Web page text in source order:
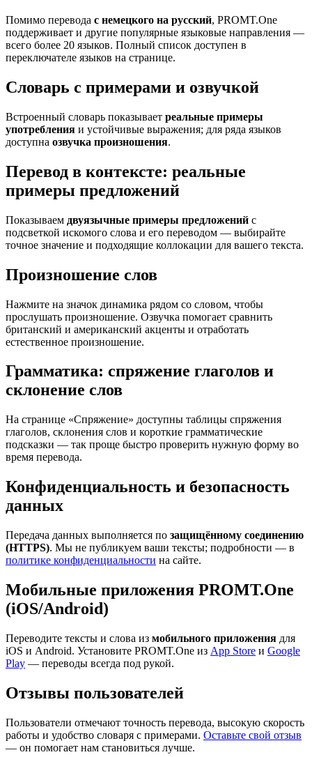
Помимо перевода с немецкого на русский, PROMT.One
поддерживает и другие популярные языковые направления —
всего более 20 языков. Полный список доступен в
переключателе языков на странице.
Словарь с примерами и озвучкой
Встроенный словарь показывает реальные примеры
употребления и устойчивые выражения; для ряда языков
доступна озвучка произношения.
Перевод в контексте: реальные
примеры предложений
Показываем двуязычные примеры предложений с
подсветкой искомого слова и его переводом — выбирайте
точное значение и подходящие коллокации для вашего текста.
Произношение слов
Нажмите на значок динамика рядом со словом, чтобы
прослушать произношение. Озвучка помогает сравнить
британский и американский акценты и отработать
естественное произношение.
Грамматика: спряжение глаголов и
склонение слов
На странице «Спряжение» доступны таблицы спряжения
глаголов, склонения слов и короткие грамматические
подсказки — так проще быстро проверить нужную форму во
время перевода.
Конфиденциальность и безопасность
данных
Передача данных выполняется по защищённому соединению
(HTTPS). Мы не публикуем ваши тексты; подробности — в
политике конфиденциальности на сайте.
Мобильные приложения PROMT.One
(iOS/Android)
Переводите тексты и слова из мобильного приложения для
iOS и Android. Установите PROMT.One из App Store и Google
Play — переводы всегда под рукой.
Отзывы пользователей
Пользователи отмечают точность перевода, высокую скорость
работы и удобство словаря с примерами. Оставьте свой отзыв
— он помогает нам становиться лучше.